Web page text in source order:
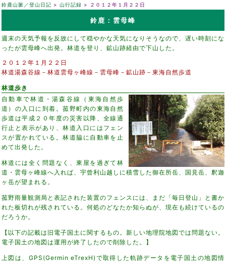
鈴鹿山脈／登山日記 山行記録 ２０１２年１月２２日
鈴鹿：雲母峰
週末の天気予報を反故にして穏やかな天気になりそうなので、遅い時刻にな
ったが雲母峰へ出発。林道を登り、鉱山跡経由で下山した。
２０１２年１月２２日
林道湯森谷線－林道雲母ヶ峰線－雲母峰－鉱山跡－東海自然歩道
林道歩き
自動車で林道・湯森谷線（東海自然歩
道）の入口に到着。菰野町内の東海自然
歩道は平成２０年度の災害以降、全線通
行止と表示があり、林道入口にはフェン
スが置かれている。林道脇に自動車を止
めて出発した。
林道には全く問題なく、東屋を過ぎて林
道・雲母ヶ峰線へ入れば、宇曾利山越しに積雪した御在所岳、国見岳、釈迦
ヶ岳が望まれる。
菰野雨量観測局と表記された装置のフェンスには、まだ「毎日登山」と書か
れた板切れが残されている。何処のどなたか知らぬが、現在も続けているの
だろうか。
【以下の記載は旧電子国土に関するもの。新しい地理院地図では問題ない。
電子国土の地図は運用が終了したので削除した。】
上図は、GPS(Germin eTrexH)で取得した軌跡データを電子国土の地図情